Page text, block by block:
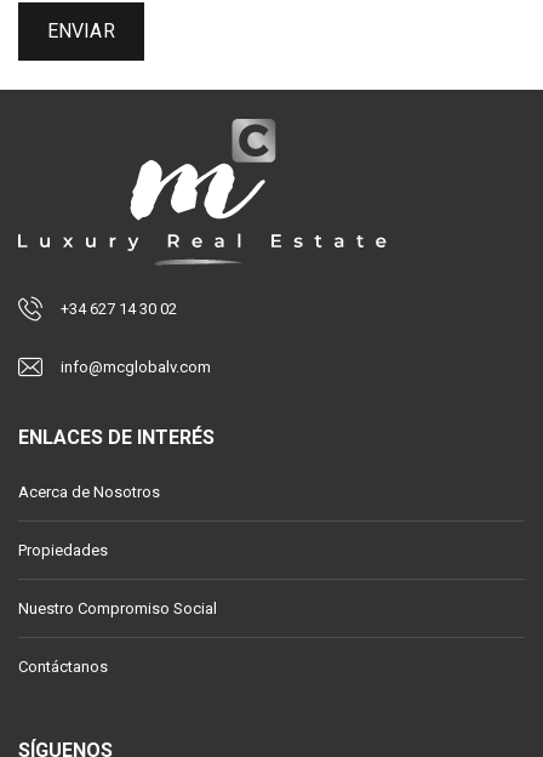
+34 627 14 30 02
info@mcglobalv.com
ENLACES DE INTERÉS
Acerca de Nosotros
Propiedades
Nuestro Compromiso Social
Contáctanos
SÍGUENOS